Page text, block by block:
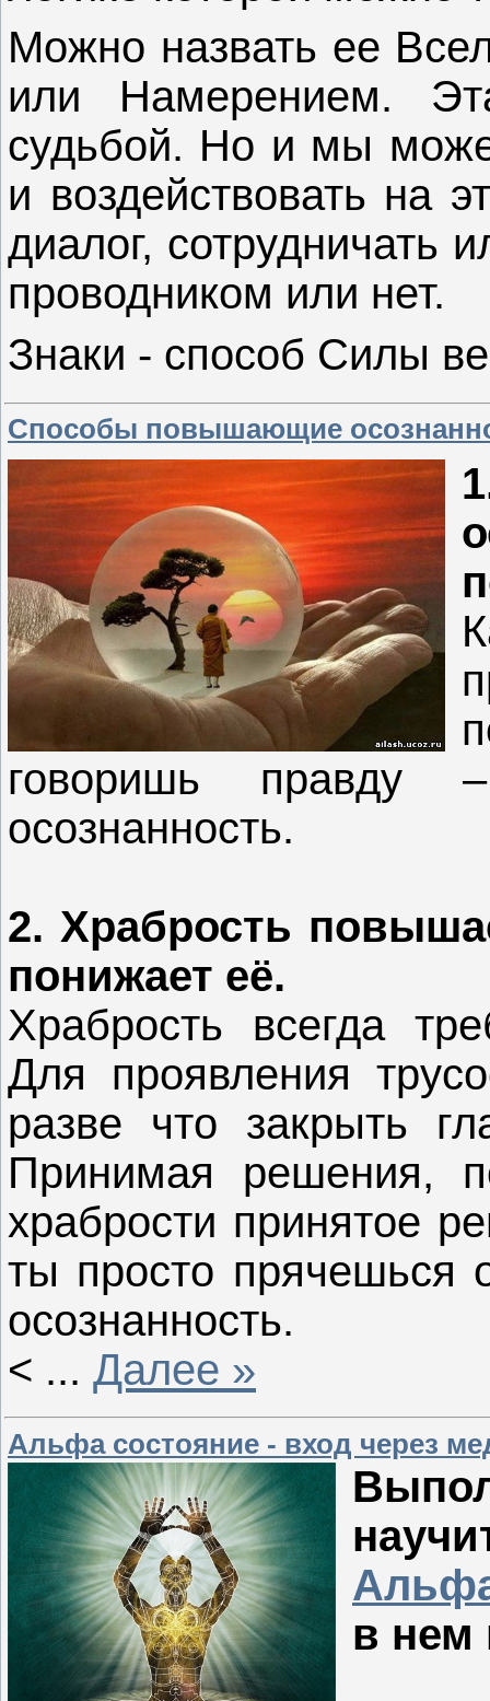
Можно назвать ее
или Намерением.
судьбой. Но и мы
и воздействовать на
диалог, сотрудничать
проводником или нет.
Знаки - способ Силы
Способы повышающие
говоришь
осознанность.
2. Храбрость
понижает её.
Храбрость всегда
Для проявления
разве что закрыть
Принимая решения,
храбрости принятое
ты просто прячешься
осознанность.
< ... Далее »
Альфа состояние - вход через
в нем